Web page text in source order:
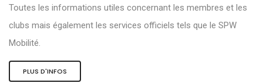
Toutes les informations utiles concernant les membres et les
clubs mais également les services officiels tels que le SPW
Mobilité.
PLUS D'INFOS